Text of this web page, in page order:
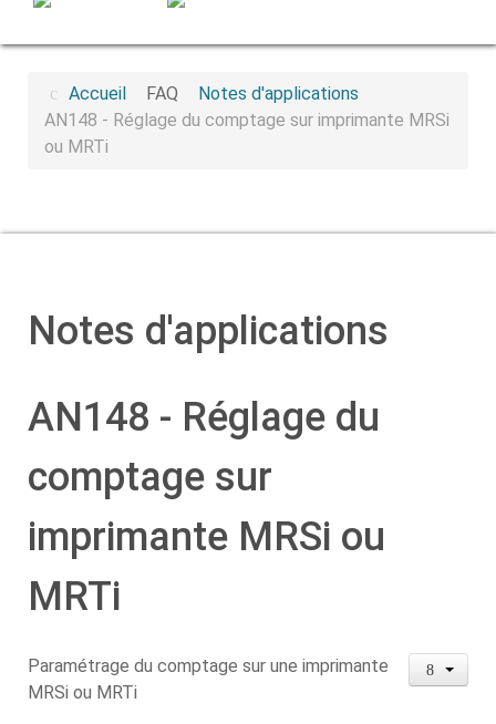
Accueil FAQ
Notes d'applications
AN148 - Réglage du comptage sur imprimante MRSi
ou MRTi
Notes d'applications
AN148 - Réglage du
comptage sur
imprimante MRSi ou
MRTi
Paramétrage du comptage sur une imprimante
MRSi ou MRTi